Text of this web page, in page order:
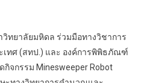
ทยาลัยมหิดล ร่วมมือทางวิชาการ
เทศ (สทป.) และ องค์การพิพิธภัณฑ์
จกรรม Minesweeper Robot